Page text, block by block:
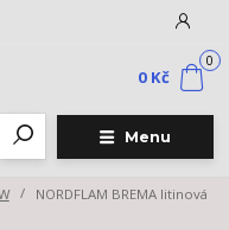
Menu
0
0 Kč
NORDFLAM BREMA litinová